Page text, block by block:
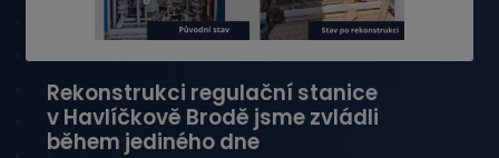
Rekonstrukci regulační stanice
v Havlíčkově Brodě jsme zvládli
během jediného dne